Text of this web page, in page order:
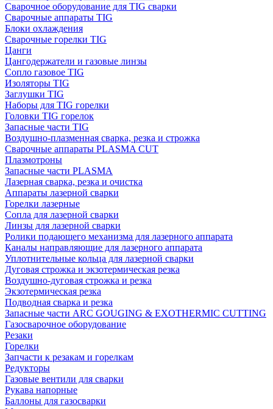
Сварочное оборудование для TIG сварки
Сварочные аппараты TIG
Блоки охлаждения
Сварочные горелки TIG
Цанги
Цангодержатели и газовые линзы
Сопло газовое TIG
Изоляторы TIG
Заглушки TIG
Наборы для TIG горелки
Головки TIG горелок
Запасные части TIG
Воздушно-плазменная сварка, резка и строжка
Сварочные аппараты PLASMA CUT
Плазмотроны
Запасные части PLASMA
Лазерная сварка, резка и очистка
Аппараты лазерной сварки
Горелки лазерные
Сопла для лазерной сварки
Линзы для лазерной сварки
Ролики подающего механизма для лазерного аппарата
Каналы направляющие для лазерного аппарата
Уплотнительные кольца для лазерной сварки
Дуговая строжка и экзотермическая резка
Воздушно-дуговая строжка и резка
Экзотермическая резка
Подводная сварка и резка
Запасные части ARC GOUGING & EXOTHERMIC CUTTING
Газосварочное оборудование
Резаки
Горелки
Запчасти к резакам и горелкам
Редукторы
Газовые вентили для сварки
Рукава напорные
Баллоны для газосварки